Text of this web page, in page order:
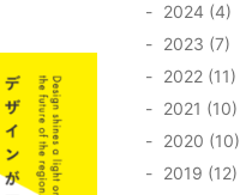
2024 (4)
2023 (7)
2022 (11)
2021 (10)
2020 (10)
2019 (12)